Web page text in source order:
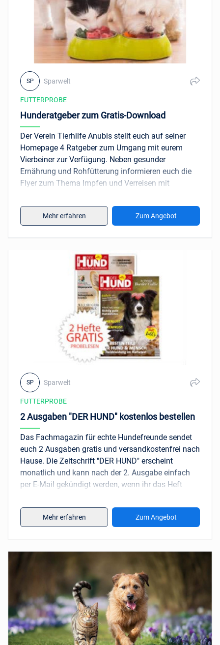
FUTTERPROBE
Hunderatgeber zum Gratis-Download
Der Verein Tierhilfe Anubis stellt euch auf seiner
Homepage 4 Ratgeber zum Umgang mit eurem
Vierbeiner zur Verfügung. Neben gesunder
Ernährung und Rohfütterung informieren euch die
Flyer zum Thema Impfen und Verreisen mit
herunterladen.
Mehr erfahren Zum Angebot
SP Sparwelt
FUTTERPROBE
2 Ausgaben "DER HUND" kostenlos bestellen
Das Fachmagazin für echte Hundefreunde sendet
euch 2 Ausgaben gratis und versandkostenfrei nach
Hause. Die Zeitschrift "DER HUND" erscheint
monatlich und kann nach der 2. Ausgabe einfach
per E-Mail gekündigt werden, wenn ihr das Heft
Mehr erfahren Zum Angebot
SP Sparwelt